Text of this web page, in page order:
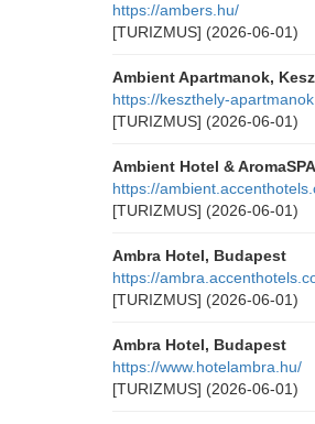
https://ambers.hu/
[TURIZMUS] (2026-06-01)
Ambient Apartmanok,
https://keszthely-
[TURIZMUS] (2026-06-01)
Ambient Hotel &
https://
[TURIZMUS] (2026-06-01)
Ambra Hotel, Budapest
https://
[TURIZMUS] (2026-06-01)
Ambra Hotel, Budapest
https://www.hotelambra.hu/
[TURIZMUS] (2026-06-01)